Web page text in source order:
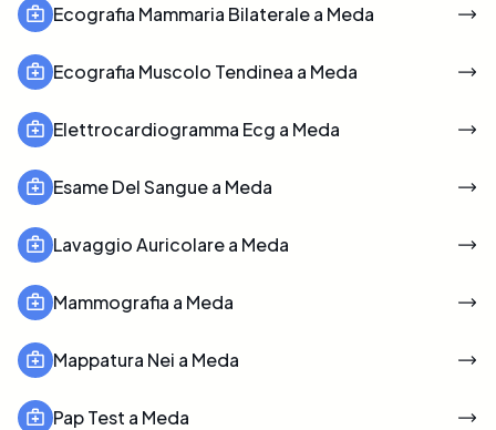
Ecografia Mammaria Bilaterale a Meda
Ecografia Muscolo Tendinea a Meda
Elettrocardiogramma Ecg a Meda
Esame Del Sangue a Meda
Lavaggio Auricolare a Meda
Mammografia a Meda
Mappatura Nei a Meda
Pap Test a Meda